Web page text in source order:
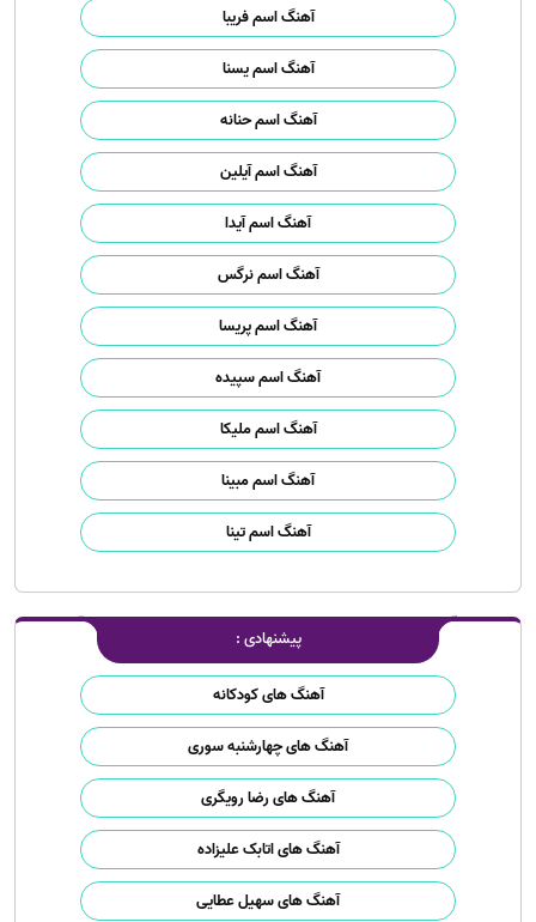
آهنگ اسم فریبا
آهنگ اسم یسنا
آهنگ اسم حنانه
آهنگ اسم آیلین
آهنگ اسم آیدا
آهنگ اسم نرگس
آهنگ اسم پریسا
آهنگ اسم سپیده
آهنگ اسم ملیکا
آهنگ اسم مبینا
آهنگ اسم تینا
پیشنهادی :
آهنگ های کودکانه
آهنگ های چهارشنبه سوری
آهنگ های رضا رویگری
آهنگ های اتابک علیزاده
آهنگ های سهیل عطایی